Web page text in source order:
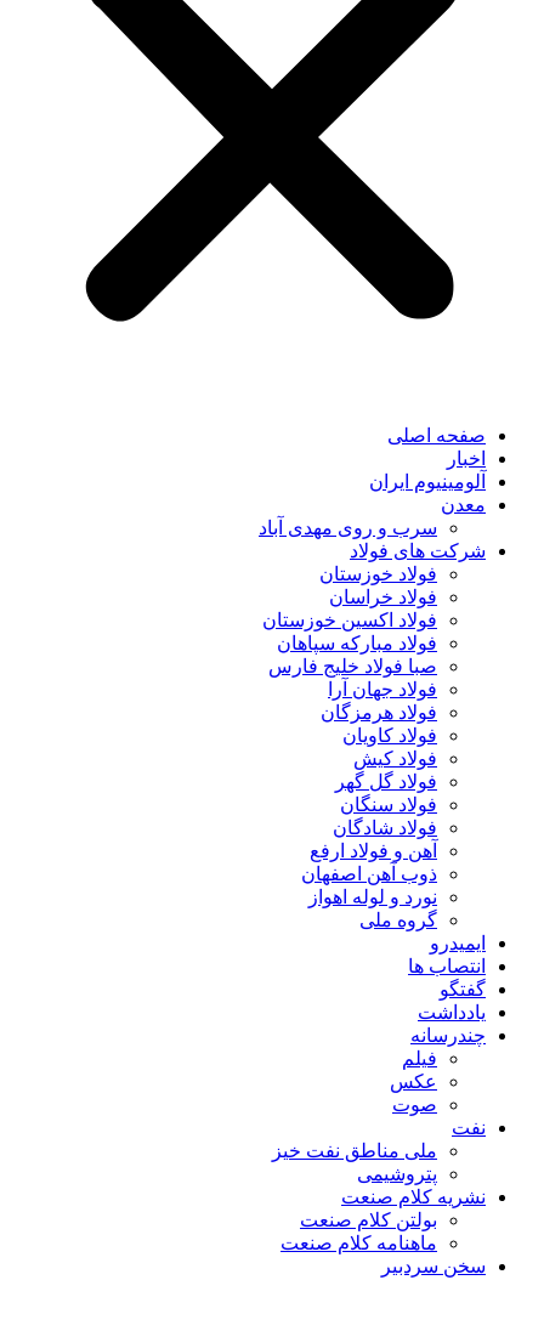
صفحه اصلی
اخبار
آلومینیوم ایران
معدن
سرب و روی مهدی آباد
شرکت های فولاد
فولاد خوزستان
فولاد خراسان
فولاد اکسین خوزستان
فولاد مبارکه سپاهان
صبا فولاد خلیج فارس
فولاد جهان آرا
فولاد هرمزگان
فولاد کاویان
فولاد کیش
فولاد گل گهر
فولاد سنگان
فولاد شادگان
آهن و فولاد ارفع
ذوب آهن اصفهان
نورد و لوله اهواز
گروه ملی
ایمیدرو
انتصاب ها
گفتگو
یادداشت
چندرسانه
فیلم
عکس
صوت
نفت
ملی مناطق نفت خیز
پتروشیمی
نشریه کلام صنعت
بولتن کلام صنعت
ماهنامه کلام صنعت
سخن سردبیر